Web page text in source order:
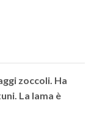
zoccoli. Ha
La lama è